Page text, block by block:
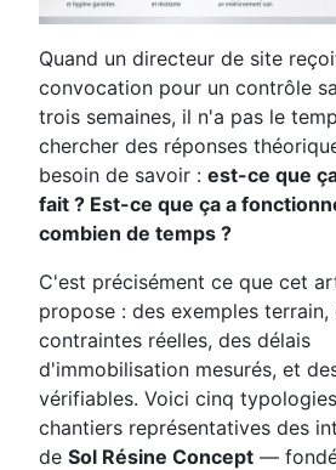
Quand un directeur de site
convocation pour un contrôle
trois semaines, il n'a pas le
chercher des réponses
besoin de savoir : est-ce que
fait ? Est-ce que ça a
combien de temps ?
C'est précisément ce que cet
propose : des exemples terrain,
contraintes réelles, des délais
d'immobilisation mesurés, et
vérifiables. Voici cinq
chantiers représentatives des
de Sol Résine Concept —